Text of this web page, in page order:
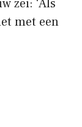
zei: ‘Als
met een